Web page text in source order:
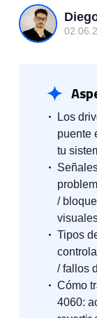
Los
puente
tu
/
Tipos
/ fallos
Cómo
4060: